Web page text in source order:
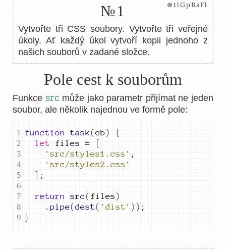
№1 ⊗tlGpBsFl
Vytvořte tři CSS soubory. Vytvořte tři veřejné
úkoly. Ať každý úkol vytvoří kopii jednoho z
našich souborů v zadané složce.
Pole cest k souborům
Funkce src může jako parametr přijímat ne jeden
soubor, ale několik najednou ve formě pole:
function task( cb)
{
let
files =
[
'src/styles1.css' ,
'src/styles2.css'
] ;
return src( files )
. pipe( dest( 'dist' )) ;
}